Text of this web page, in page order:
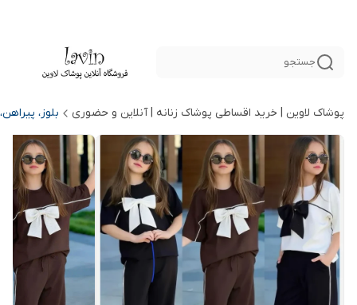
جستجو
پوشاک لاوین | خرید اقساطی پوشاک زنانه | آنلاین و حضوری بلوز،